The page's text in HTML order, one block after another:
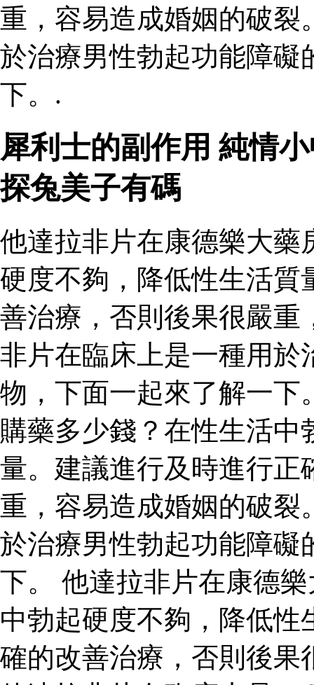
重，容易造成婚姻的破裂
於治療男性勃起功能障礙
下。.
犀利士的副作用 純情
探兔美子有碼
他達拉非片在康德樂大藥
硬度不夠，降低性生活質
善治療，否則後果很嚴重
非片在臨床上是一種用於
物，下面一起來了解一下
購藥多少錢？在性生活
量。建議進行及時進行正
重，容易造成婚姻的破裂
於治療男性勃起功能障礙
下。 他達拉非片在康德
中勃起硬度不夠，降低
確的改善治療，否則後果